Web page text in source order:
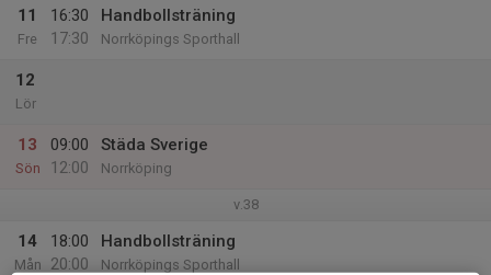
11
Fre
16:30
17:30
Handbollsträning
Norrköpings Sporthall
12
Lör
13
Sön
09:00
12:00
Städa Sverige
Norrköping
v.38
14
Mån
18:00
20:00
Handbollsträning
Norrköpings Sporthall